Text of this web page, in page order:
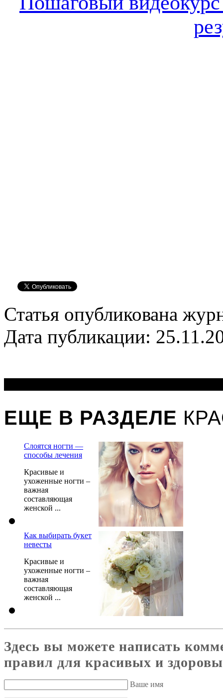
Статья опубликована
Дата публикации:
ЕЩЕ В РАЗДЕЛЕ
Слоятся ногти —
способы лечения
Красивые и
ухоженные ногти –
важная
составляющая
женской ...
Как выбирать букет
невесты
Красивые и
ухоженные ногти –
важная
составляющая
женской ...
Здесь вы можете написать
правил для красивых и
Ваше имя